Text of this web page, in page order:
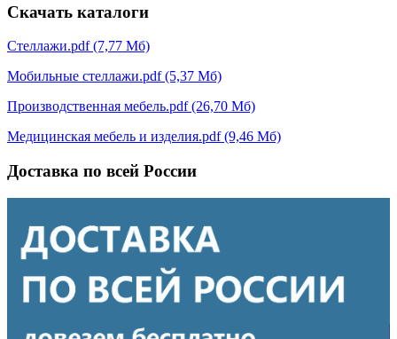
Скачать каталоги
Стеллажи.pdf (7,77 Мб)
Мобильные стеллажи.pdf (5,37 Мб)
Производственная мебель.pdf (26,70 Мб)
Медицинская мебель и изделия.pdf (9,46 Мб)
Доставка по всей России